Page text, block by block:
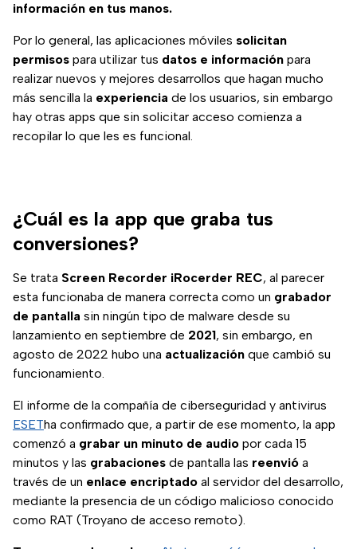
información en tus manos.
Por lo general, las aplicaciones móviles solicitan
permisos para utilizar tus datos e información para
realizar nuevos y mejores desarrollos que hagan mucho
más sencilla la experiencia de los usuarios, sin embargo
hay otras apps que sin solicitar acceso comienza a
recopilar lo que les es funcional.
¿Cuál es la app que graba tus
conversiones?
Se trata Screen Recorder iRocerder REC, al parecer
esta funcionaba de manera correcta como un grabador
de pantalla sin ningún tipo de malware desde su
lanzamiento en septiembre de 2021, sin embargo, en
agosto de 2022 hubo una actualización que cambió su
funcionamiento.
El informe de la compañía de ciberseguridad y antivirus
ESETha confirmado que, a partir de ese momento, la app
comenzó a grabar un minuto de audio por cada 15
minutos y las grabaciones de pantalla las reenvió a
través de un enlace encriptado al servidor del desarrollo,
mediante la presencia de un código malicioso conocido
como RAT (Troyano de acceso remoto).